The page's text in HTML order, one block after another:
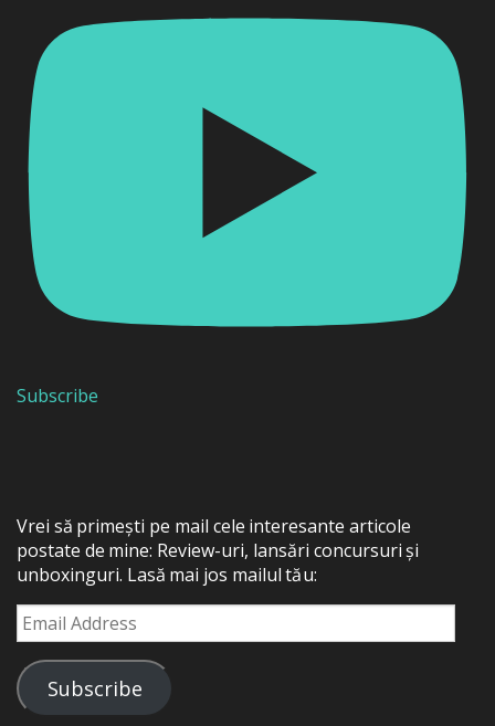
Subscribe
Vrei să primești pe mail cele interesante articole
postate de mine: Review-uri, lansări concursuri și
unboxinguri. Lasă mai jos mailul tău:
Email
Address
Subscribe